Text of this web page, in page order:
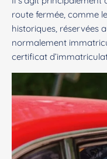
route fermée, comme
historiques, réservées
normalement
certificat